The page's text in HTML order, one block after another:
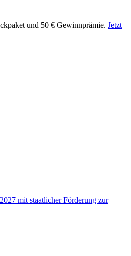
und 50 € Gewinnprämie. Jetzt
mit staatlicher Förderung zur